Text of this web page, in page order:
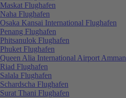
Maskat Flughafen
Naha Flughafen
Osaka Kansai International Flughafen
Penang Flughafen
Phitsanulok Flughafen
Phuket Flughafen
Queen Alia International Airport Amman
Riad Flughafen
Salala Flughafen
Schardscha Flughafen
Surat Thani Flughafen